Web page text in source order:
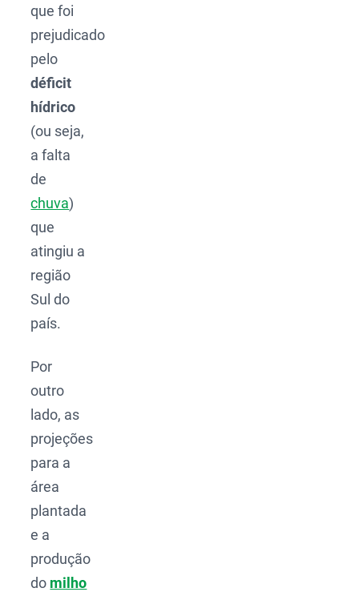
que foi
prejudicado
pelo
déficit
hídrico
(ou seja,
a falta
de
chuva)
que
atingiu a
região
Sul do
país.
Por
outro
lado, as
projeções
para a
área
plantada
e a
produção
do milho